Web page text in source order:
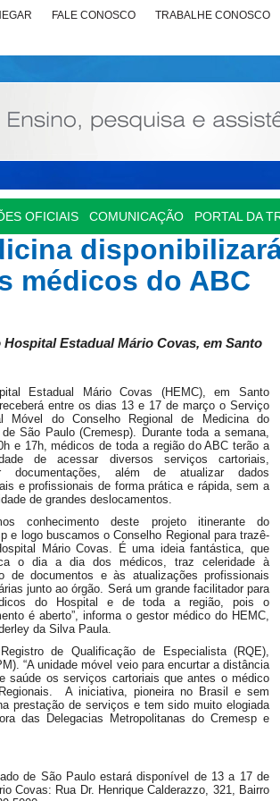
FALE CONOSCO TRABALHE CONOSCO
OFICIAIS COMUNICAÇÃO PORTAL DA
médicos do ABC
Estadual Mário Covas, em Santo
Estadual Mário Covas (HEMC), em Santo
entre os dias 13 e 17 de março o Serviço
Móvel do Conselho Regional de Medicina do
de São Paulo (Cremesp). Durante toda a semana,
e 17h, médicos de toda a região do ABC terão a
de acessar diversos serviços cartoriais,
documentações, além de atualizar dados
e profissionais de forma prática e rápida, sem a
de grandes deslocamentos.
conhecimento deste projeto itinerante do
e logo buscamos o Conselho Regional para trazê-
Mário Covas. É uma ideia fantástica, que
o dia a dia dos médicos, traz celeridade à
de documentos e às atualizações profissionais
junto ao órgão. Será um grande facilitador para
do Hospital e de toda a região, pois o
é aberto”, informa o gestor médico do HEMC,
da Silva Paula.
de Qualificação de Especialista (RQE),
“A unidade móvel veio para encurtar a distância
saúde os serviços cartoriais que antes o médico
A iniciativa, pioneira no Brasil e sem
prestação de serviços e tem sido muito elogiada
das Delegacias Metropolitanas do Cremesp e
de São Paulo estará disponível de 13 a 17 de
Covas: Rua Dr. Henrique Calderazzo, 321, Bairro